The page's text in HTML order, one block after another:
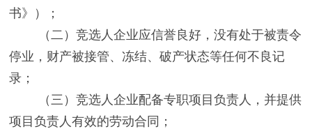
书》
）；
（二）竞选人企业应信誉良好，没有处于被责令
停业，财产被接管、冻结、破产状态等任何不良记
录；
（三）竞选人企业配备专职项目负责人，并提供
项目负责人有效的劳动合同；